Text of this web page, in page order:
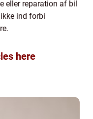
eller reparation af bil
ind forbi
here